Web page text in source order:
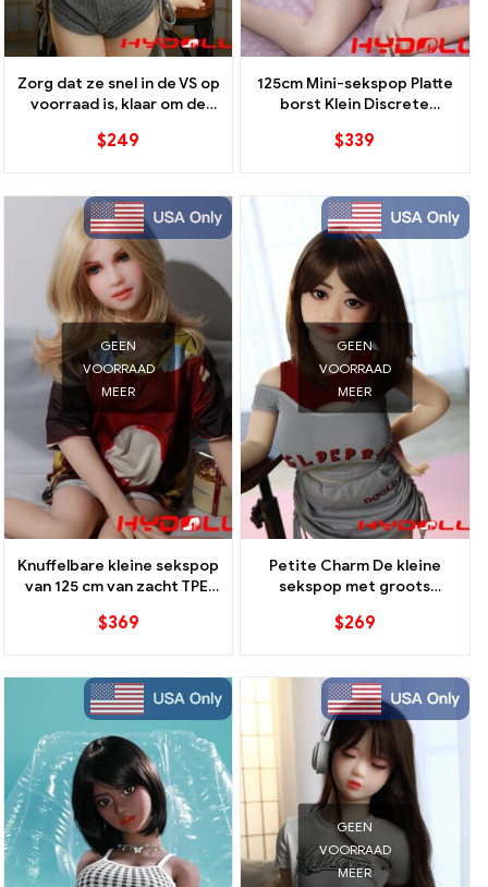
Zorg dat ze snel in de VS op
voorraad is, klaar om de
$249
125cm Mini-sekspop Platte
borst Klein Discrete
$339
GEEN
VOORRAAD
MEER
Knuffelbare kleine sekspop
van 125 cm van zacht TPE,
$369
GEEN
VOORRAAD
MEER
Petite Charm De kleine
sekspop met groots
$269
GEEN
VOORRAAD
MEER